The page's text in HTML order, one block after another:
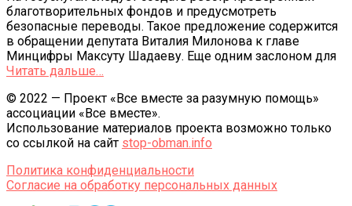
благотворительных фондов и предусмотреть
безопасные переводы. Такое предложение содержится
в обращении депутата Виталия Милонова к главе
Минцифры Максуту Шадаеву. Еще одним заслоном для
Читать дальше…
© 2022 — Проект «Все вместе за разумную помощь»
ассоциации «Все вместе».
Использование материалов проекта возможно только
со ссылкой на сайт stop-obman.info
Политика конфиденциальности
Согласие на обработку персональных данных